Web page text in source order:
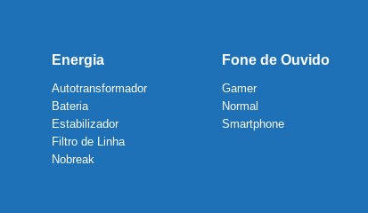
Energia
Autotransformador
Bateria
Estabilizador
Filtro de Linha
Nobreak
Fone de Ouvido
Gamer
Normal
Smartphone